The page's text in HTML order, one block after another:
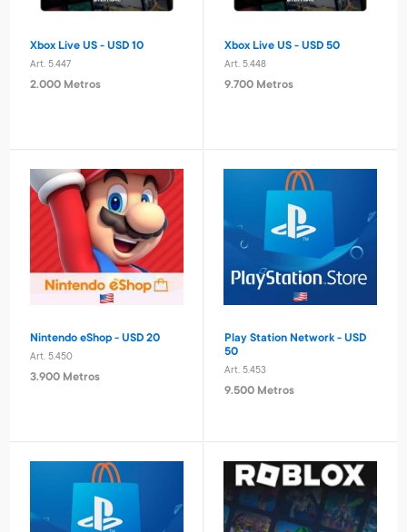
Laptop educativa bilingue
Spiderman
Art. 4.621
9.600 Metros
960 Metros + 6 x $420
Set taladro con accesorios
1.400 Metros
280 Metros + 4 x $90
Tablero basket pared
Avengers
Pelota de basket n° 7
Art. 712
1.300 Metros
Xbox Live US - USD 10
Art. 5.447
2.000 Metros
Xbox Live US - USD 50
Art. 5.448
9.700 Metros
Nintendo eShop - USD 20
Art. 5.450
3.900 Metros
Play Station Network - USD
50
Art. 5.453
9.500 Metros